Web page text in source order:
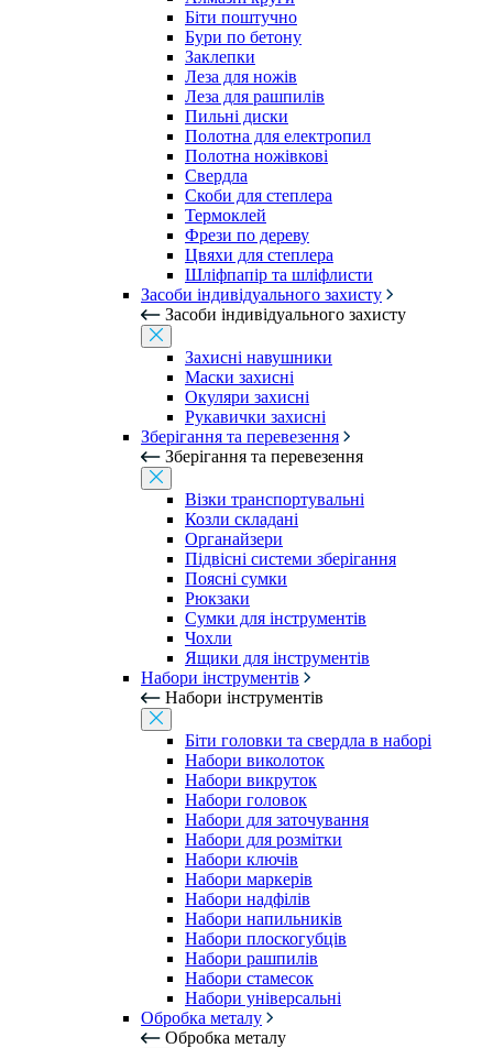
Біти поштучно
Бури по бетону
Заклепки
Леза для ножів
Леза для рашпилів
Пильні диски
Полотна для електропил
Полотна ножівкові
Свердла
Скоби для степлера
Термоклей
Фрези по дереву
Цвяхи для степлера
Шліфпапір та шліфлисти
Засоби індивідуального захисту
Засоби індивідуального захисту
Захисні навушники
Маски захисні
Окуляри захисні
Рукавички захисні
Зберігання та перевезення
Зберігання та перевезення
Візки транспортувальні
Козли складані
Органайзери
Підвісні системи зберігання
Поясні сумки
Рюкзаки
Сумки для інструментів
Чохли
Ящики для інструментів
Набори інструментів
Набори інструментів
Біти головки та свердла в наборі
Набори виколоток
Набори викруток
Набори головок
Набори для заточування
Набори для розмітки
Набори ключів
Набори маркерів
Набори надфілів
Набори напильників
Набори плоскогубців
Набори рашпилів
Набори стамесок
Набори універсальні
Обробка металу
Обробка металу